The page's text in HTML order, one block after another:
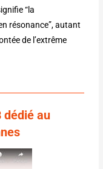
“la
résonance”, autant
de l’extrême
dédié au